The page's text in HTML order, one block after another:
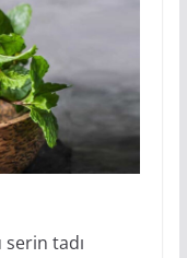
serin tadı